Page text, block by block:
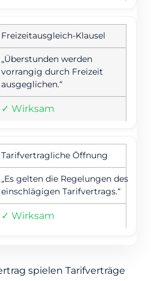
Freizeitausgleich-Klausel
„Überstunden werden
vorrangig durch Freizeit
ausgeglichen.“
✓ Wirksam
Tarifvertragliche Öffnung
„Es gelten die Regelungen des
einschlägigen Tarifvertrags.“
✓ Wirksam
spielen Tarifverträge